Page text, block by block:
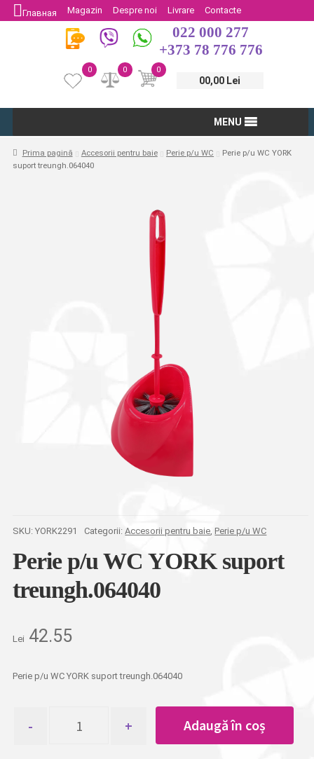
Главная Magazin Despre noi Livrare
Contacte
Protectia Consumatorului
Întoarcere
022 000 277
+373 78 776 776
0
00,00 Lei
0
0
MENU
Prima pagină Accesorii pentru baie Perie p/u WC
Perie p/u WC YORK
suport treungh.064040
SKU:YORK2291 Categorii:Accesorii pentru baie,Perie p/u WC
Perie p/u WC YORK suport
treungh.064040
Lei 42.55
Perie p/u WC YORK suport treungh.064040
Perie
Adaugă în coș